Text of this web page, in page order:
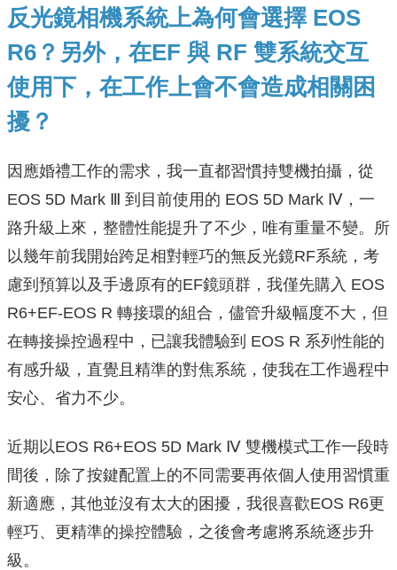
反光鏡相機系統上為何會選擇 EOS
R6？另外，在EF 與 RF 雙系統交互
使用下，在工作上會不會造成相關困
擾？
因應婚禮工作的需求，我一直都習慣持雙機拍攝，從
EOS 5D Mark Ⅲ 到目前使用的 EOS 5D Mark Ⅳ，一
路升級上來，整體性能提升了不少，唯有重量不變。所
以幾年前我開始跨足相對輕巧的無反光鏡RF系統，考
慮到預算以及手邊原有的EF鏡頭群，我僅先購入 EOS
R6+EF-EOS R 轉接環的組合，儘管升級幅度不大，但
在轉接操控過程中，已讓我體驗到 EOS R 系列性能的
有感升級，直覺且精準的對焦系統，使我在工作過程中
安心、省力不少。
近期以EOS R6+EOS 5D Mark Ⅳ 雙機模式工作一段時
間後，除了按鍵配置上的不同需要再依個人使用習慣重
新適應，其他並沒有太大的困擾，我很喜歡EOS R6更
輕巧、更精準的操控體驗，之後會考慮將系統逐步升
級。